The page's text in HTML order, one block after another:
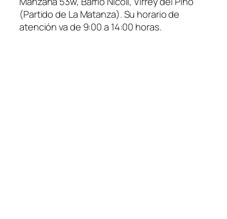
(Partido de La Matanza). Su horario de
atención va de 9:00 a 14:00 horas.